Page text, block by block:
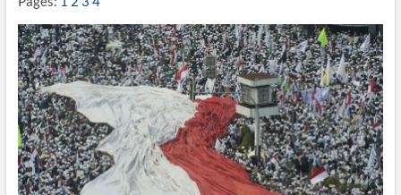
g
n
d
a
P
o
l
i
t
i
k
t
r
i
d
a
P
e
m
i
l
u